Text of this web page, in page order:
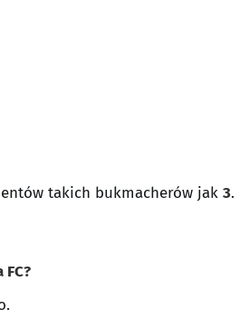
takich bukmacherów jak 3.